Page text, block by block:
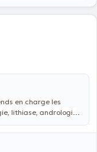
en charge les
lithiase, andrologie
neurologiques et